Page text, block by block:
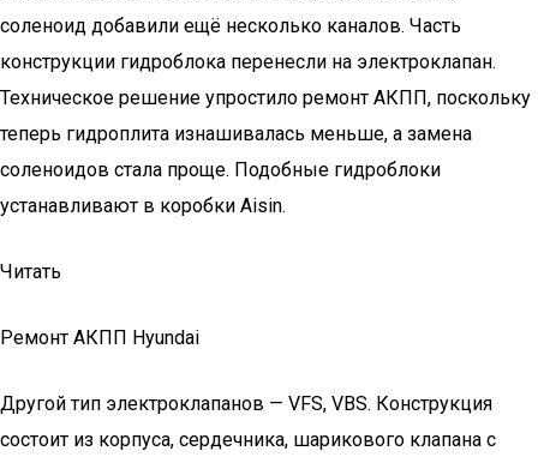
соленоид добавили ещё несколько каналов. Часть
конструкции гидроблока перенесли на электроклапан.
Техническое решение упростило ремонт АКПП, поскольку
теперь гидроплита изнашивалась меньше, а замена
соленоидов стала проще. Подобные гидроблоки
устанавливают в коробки Aisin.
Читать
Ремонт АКПП Hyundai
Другой тип электроклапанов — VFS, VBS. Конструкция
состоит из корпуса, сердечника, шарикового клапана с